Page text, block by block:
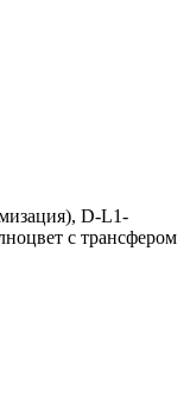
D-L1-
с трансфером